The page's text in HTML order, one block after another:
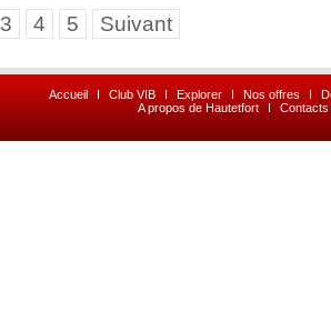
3 4 5 Suivant
Accueil I Club VIB I Explorer I Nos offres I
A propos de Hautetfort
I Contacts